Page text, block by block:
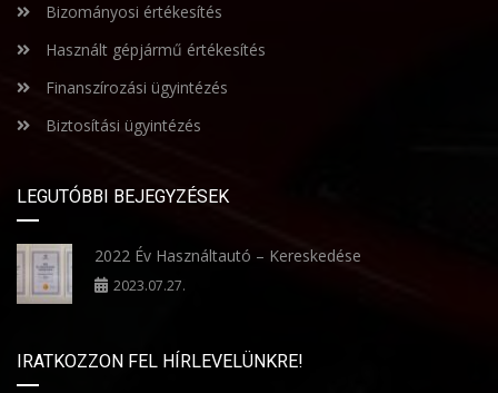
Bizományosi értékesítés
Használt gépjármű értékesítés
Finanszírozási ügyintézés
Biztosítási ügyintézés
LEGUTÓBBI BEJEGYZÉSEK
2022 Év Használtautó – Kereskedése
2023.07.27.
IRATKOZZON FEL HÍRLEVELÜNKRE!